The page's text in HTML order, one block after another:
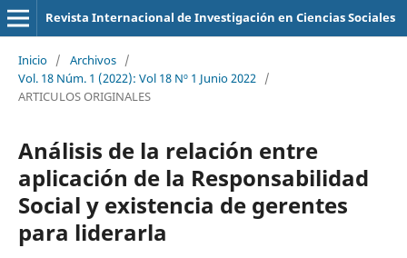
Revista Internacional de Investigación en Ciencias Sociales
Inicio / Archivos /
Vol. 18 Núm. 1 (2022): Vol 18 Nº 1 Junio 2022 /
ARTICULOS ORIGINALES
Análisis de la relación entre
aplicación de la Responsabilidad
Social y existencia de gerentes
para liderarla